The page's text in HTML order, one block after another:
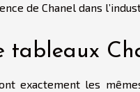
de Chanel dans
tableaux
exactement les